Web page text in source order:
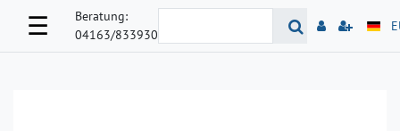
☰
Beratung:
04163/833930